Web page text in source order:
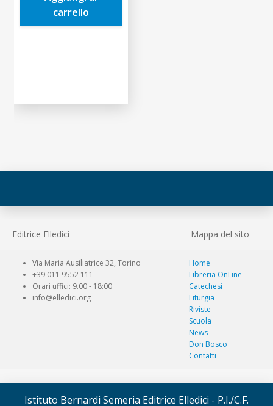
carrello
Editrice Elledici Mappa del sito
Via Maria Ausiliatrice 32, Torino
+39 011 9552 111
Orari uffici: 9.00 - 18:00
info@elledici.org
Home
Libreria OnLine
Catechesi
Liturgia
Riviste
Scuola
News
Don Bosco
Contatti
Istituto Bernardi Semeria Editrice Elledici - P.I./C.F.